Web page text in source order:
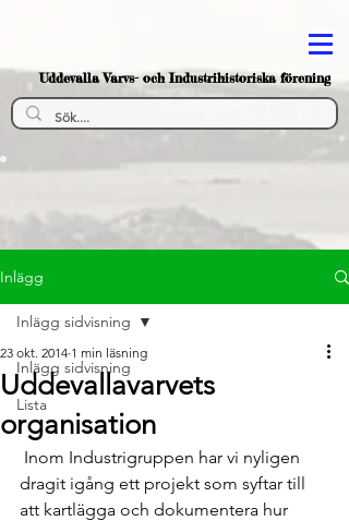
Uddevalla Varvs- och Industrihistoriska förening
Inlägg
Inlägg sidvisning
Lista
Inlägg sidvisning
Uddevallavarvets
organisation
23 okt. 2014 1 min läsning
dragit igång ett projekt som syftar till
att kartlägga och dokumentera hur